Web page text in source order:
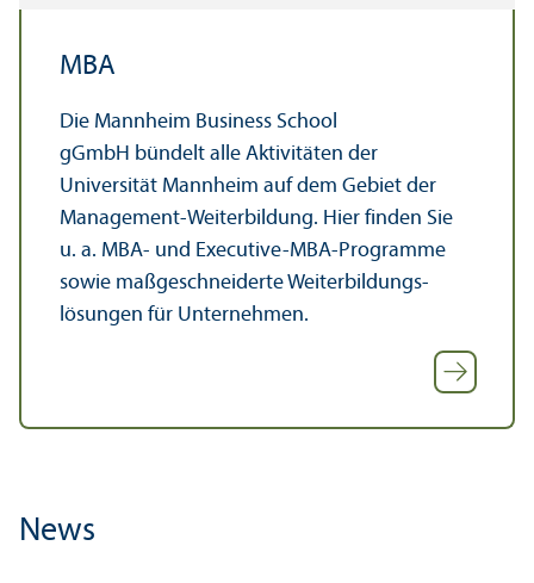
MBA
Die Mannheim Business School
gGmbH bündelt alle Aktivitäten der
Universität Mannheim auf dem Gebiet der
Management-Weiterbildung. Hier finden Sie
u. a. MBA- und Executive-MBA-Programme
sowie maßgeschneiderte Weiterbildungs­
lösungen für Unter­nehmen.
News